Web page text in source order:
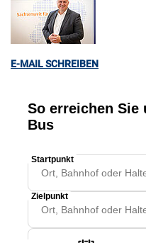
E-MAIL SCHREIBEN